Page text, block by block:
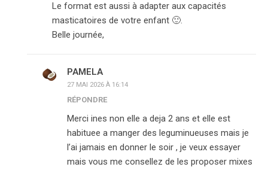
Le format est aussi à adapter aux capacités
masticatoires de votre enfant 🙂.
Belle journée,
PAMELA
27 MAI 2026 À 16:14
RÉPONDRE
Merci ines non elle a deja 2 ans et elle est
habituee a manger des leguminueuses mais je
l’ai jamais en donner le soir , je veux essayer
mais vous me consellez de les proposer mixes